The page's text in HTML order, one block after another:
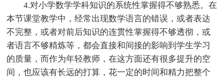
4.对小学数学学科知识的系统性掌握得不够熟悉。在
本节课堂教学中，经常出现数学语言的错误，或者表达
不完整，或者对前后知识的连贯性掌握得不够透彻，或
者语言不够精炼等，都会直接和间接的影响到学生学习
的质量，而作为年轻教师，在这方面还有很多提升的空
间，也应该有长远的打算，花一定的时间和精力把整个